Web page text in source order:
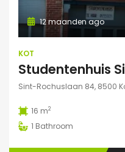
12 maanden ago
KOT
Studentenhuis
Sint-Rochuslaan 84, 8500
16 m2
1 Bathroom